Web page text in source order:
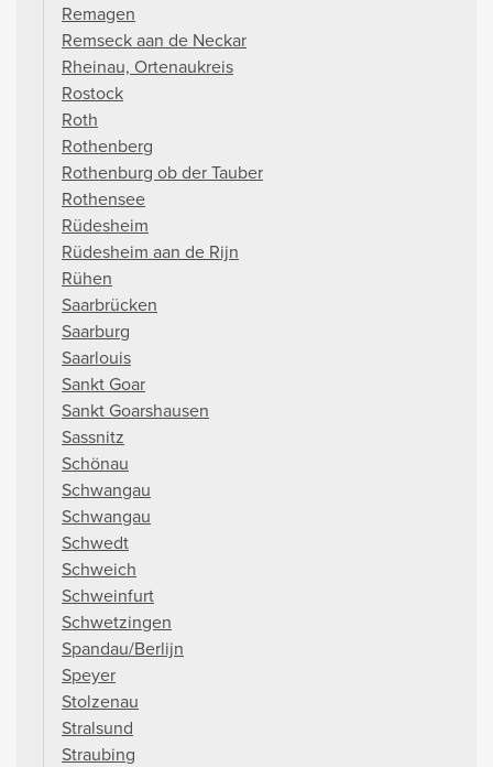
Remagen
Remseck aan de Neckar
Rheinau, Ortenaukreis
Rostock
Roth
Rothenberg
Rothenburg ob der Tauber
Rothensee
Rüdesheim
Rüdesheim aan de Rijn
Rühen
Saarbrücken
Saarburg
Saarlouis
Sankt Goar
Sankt Goarshausen
Sassnitz
Schönau
Schwangau
Schwangau
Schwedt
Schweich
Schweinfurt
Schwetzingen
Spandau/Berlijn
Speyer
Stolzenau
Stralsund
Straubing